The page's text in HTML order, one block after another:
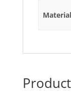
Material